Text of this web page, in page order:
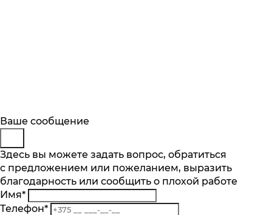
Описание
Отзывы
Основные характеристики
Тип конфорок
газовые
Тип духового шкафа
Будьте в курсе
Подпишитесь на последние обновления
и узнавайте о новинках и специальных
предложениях первыми
Подписаться
Заказ обратного звонка
Представьтесь
Телефон*
Комментарий
Ваше сообщение
Здесь вы можете задать вопрос, обратиться
с предложением или пожеланием, выразить
благодарность или сообщить о плохой работе
Имя*
Телефон*